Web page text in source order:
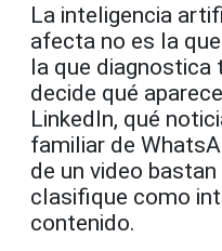
La inteligencia
afecta no es la
la que diagnostica
decide qué
LinkedIn, qué
familiar de
de un video
clasifique como
contenido.